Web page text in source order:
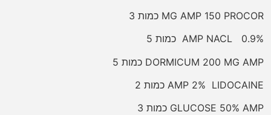
MG AMP 150 PROCOR כמות 3
0.9% AMP NACL כמות 5
DORMICUM 200 MG AMP כמות 5
AMP 2% LIDOCAINE כמות 2
GLUCOSE 50% AMP כמות 3